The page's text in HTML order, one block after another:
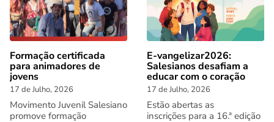
Formação certificada
para animadores de
jovens
17 de Julho, 2026
Movimento Juvenil Salesiano
promove formação
E-vangelizar2026:
Salesianos desafiam a
educar com o coração
17 de Julho, 2026
Estão abertas as
inscrições para a 16.ª edição